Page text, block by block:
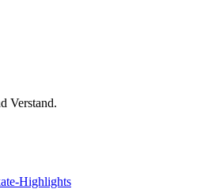
Verstand.
Highlights